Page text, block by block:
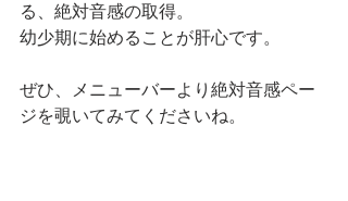
る、絶対音感の取得。
幼少期に始めることが肝心です。
ぜひ、メニューバーより絶対音感ペー
ジを覗いてみてくださいね。